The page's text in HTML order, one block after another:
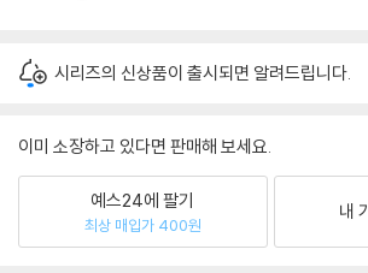
시리즈의 신상품이 출시되면 알려드립니다.
이미 소장하고 있다면 판매해 보세요.
예스24에 팔기
최상 매입가 400원
내